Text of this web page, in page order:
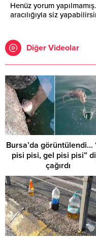
Henüz yorum
aracılığıyla siz
Diğer Videolar
Bursa’da görüntülendi…
pisi pisi, gel pisi pisi”
çağırdı